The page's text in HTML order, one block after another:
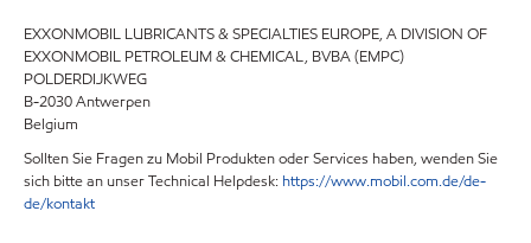
EXXONMOBIL LUBRICANTS & SPECIALTIES EUROPE, A DIVISION OF
EXXONMOBIL PETROLEUM & CHEMICAL, BVBA (EMPC)
POLDERDIJKWEG
B-2030 Antwerpen
Belgium
Sollten Sie Fragen zu Mobil Produkten oder Services haben, wenden Sie
sich bitte an unser Technical Helpdesk: https://www.mobil.com.de/de-
de/kontakt